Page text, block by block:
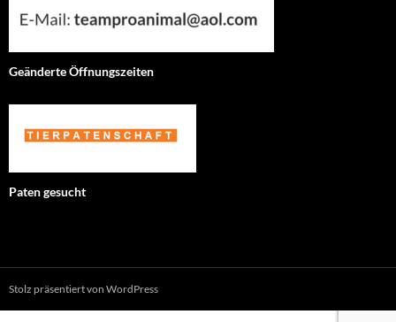
Geänderte Öffnungszeiten
Paten gesucht
Stolz präsentiert von WordPress